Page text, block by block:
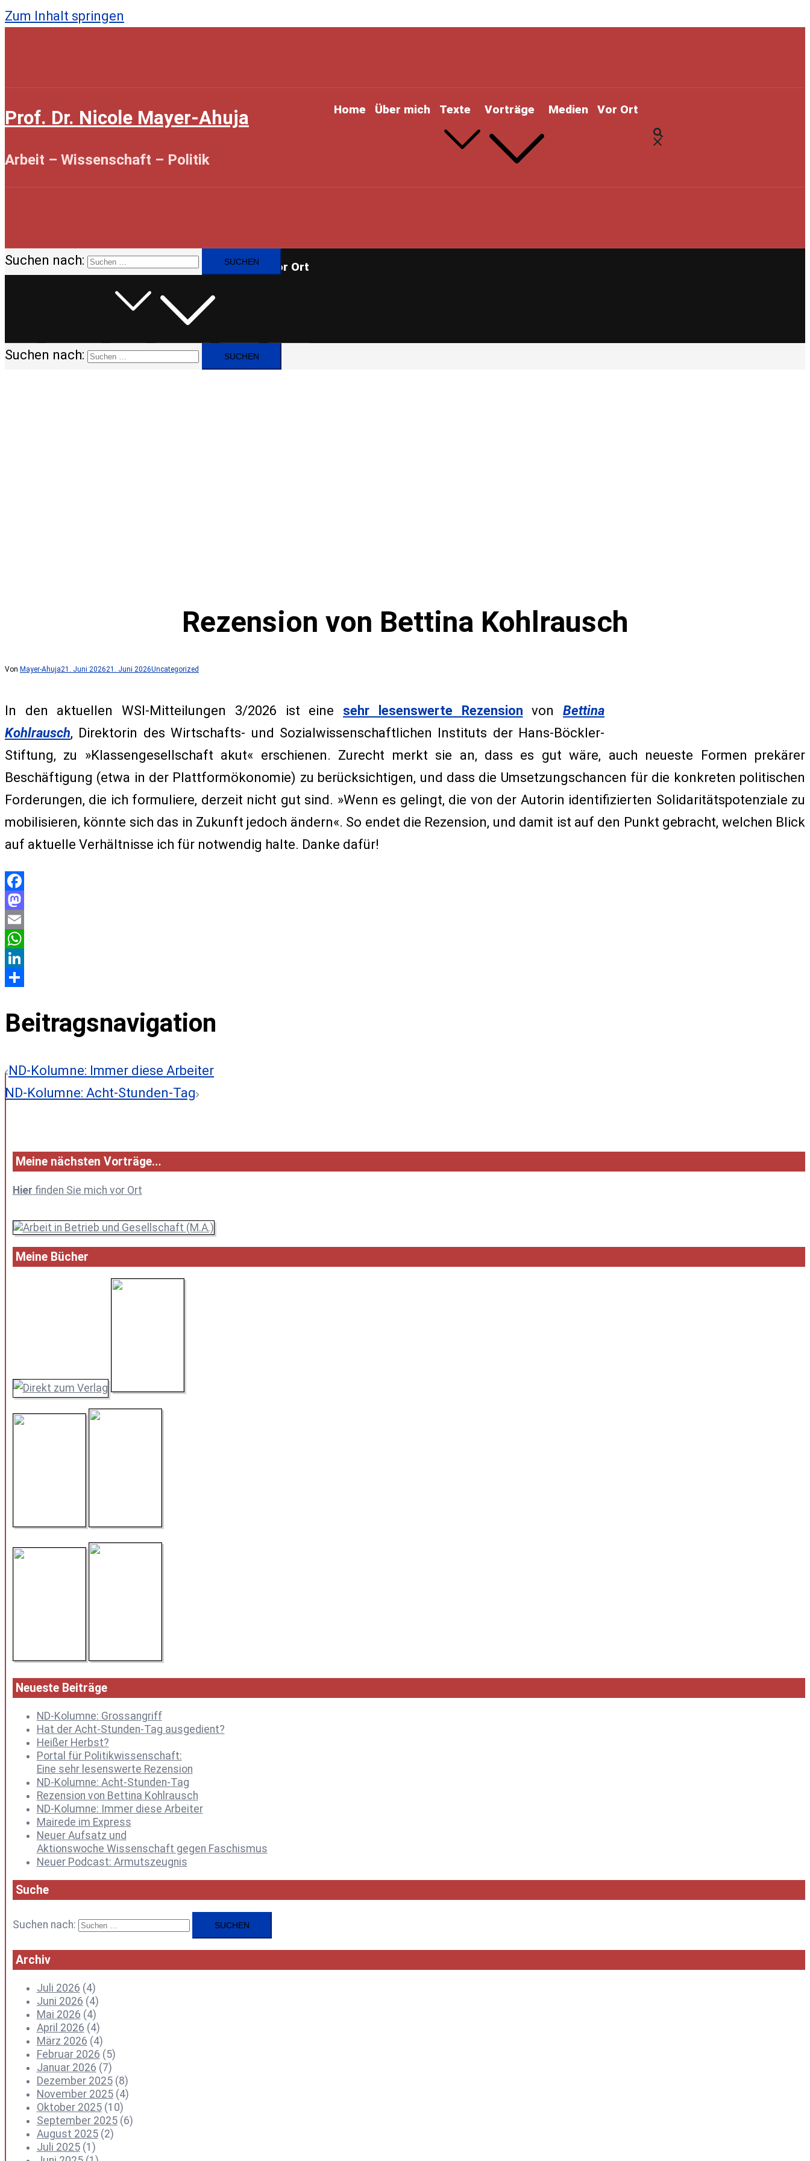
Zum Inhalt springen
Prof. Dr. Nicole Mayer-Ahuja
Arbeit – Wissenschaft – Politik
Home Über mich Texte Vorträge Medien Vor Ort
Suchen nach:
Home Über mich Texte Vorträge Medien Vor Ort
Suchen nach:
Rezension von Bettina Kohlrausch
Von Mayer-Ahuja21. Juni 202621. Juni 2026Uncategorized
In den aktuellen WSI-Mitteilungen 3/2026 ist eine sehr lesenswerte Rezension vonBettina
Kohlrausch, Direktorin des Wirtschafts- und Sozialwissenschaftlichen Instituts der Hans-Böckler-
Stiftung, zu »Klassengesellschaft akut« erschienen. Zurecht merkt sie an, dass es gut wäre, auch neueste Formen prekärer
Beschäftigung (etwa in der Plattformökonomie) zu berücksichtigen, und dass die Umsetzungschancen für die konkreten politischen
Forderungen, die ich formuliere, derzeit nicht gut sind. »Wenn es gelingt, die von der Autorin identifizierten Solidaritätspotenziale zu
mobilisieren, könnte sich das in Zukunft jedoch ändern«. So endet die Rezension, und damit ist auf den Punkt gebracht, welchen Blick
auf aktuelle Verhältnisse ich für notwendig halte. Danke dafür!
Facebook
Mastodon
Email
WhatsApp
LinkedIn
Beitragsnavigation
ND-Kolumne: Immer diese Arbeiter
ND-Kolumne: Acht-Stunden-Tag
Meine nächsten Vorträge…
Hier finden Sie mich vor Ort
Meine Bücher
Neueste Beiträge
ND-Kolumne: Grossangriff
Hat der Acht-Stunden-Tag ausgedient?
Heißer Herbst?
Portal für Politikwissenschaft:
Eine sehr lesenswerte Rezension
ND-Kolumne: Acht-Stunden-Tag
Rezension von Bettina Kohlrausch
ND-Kolumne: Immer diese Arbeiter
Mairede im Express
Neuer Aufsatz und
Aktionswoche Wissenschaft gegen Faschismus
Neuer Podcast: Armutszeugnis
Suche
Suchen nach:
Archiv
Juli 2026 (4)
Juni 2026 (4)
Mai 2026 (4)
April 2026 (4)
März 2026 (4)
Februar 2026 (5)
Januar 2026 (7)
Dezember 2025(8)
November 2025(4)
Oktober 2025(10)
September 2025(6)
August 2025(2)
Juli 2025(1)